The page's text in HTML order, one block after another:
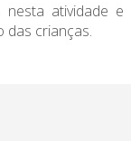
atividade
das crianças.